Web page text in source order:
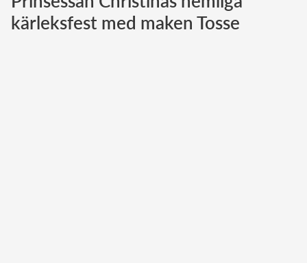
Norska kungahuset
kärleksfest med maken Tosse